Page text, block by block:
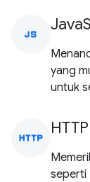
javascript
yang
untuk
http
seperti